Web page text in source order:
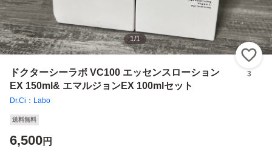
1/1
ドクターシーラボ VC100 エッセンスローション
EX 150ml& エマルジョンEX 100mlセット
Dr.Ci：Labo
3
送料無料
6,500円